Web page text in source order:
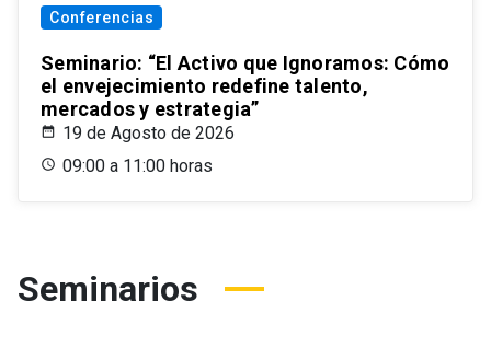
Conferencias
Seminario: “El Activo que Ignoramos: Cómo
el envejecimiento redefine talento,
mercados y estrategia”
19 de Agosto de 2026
09:00 a 11:00 horas
Seminarios